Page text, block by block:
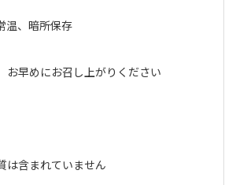
温、暗所保存
お早めにお召し上がりください
は含まれていません